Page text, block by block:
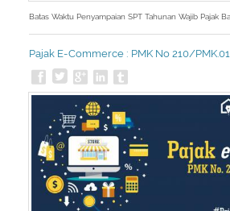
Batas Waktu Penyampaian SPT Tahunan Wajib Pajak
Pajak E-Commerce : PMK No 210/